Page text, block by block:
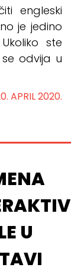
engleski
je jedino
ste
odvija u
APRIL 2020.
U